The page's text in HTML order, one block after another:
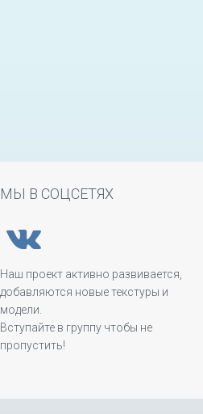
МЫ В СОЦСЕТЯХ
Наш проект активно развивается,
добавляются новые текстуры и
модели.
Вступайте в группу чтобы не
пропустить!